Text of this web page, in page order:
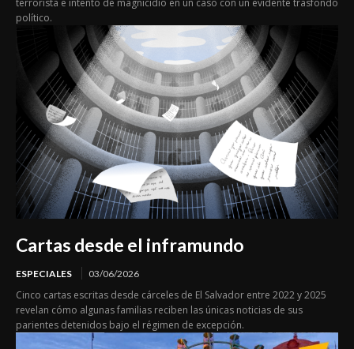
político.
Cartas desde el inframundo
ESPECIALES 03/06/2026
Cinco cartas escritas desde cárceles de El Salvador entre 2022 y 2025
revelan cómo algunas familias reciben las únicas noticias de sus
parientes detenidos bajo el régimen de excepción.